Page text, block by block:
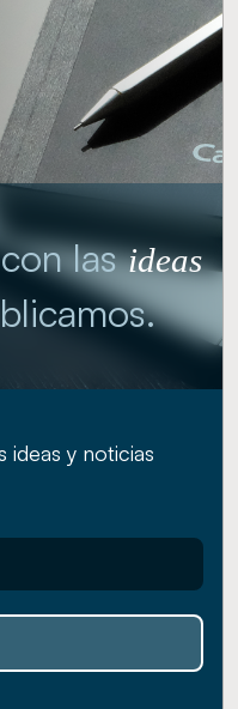
lasideas
ideas y noticias